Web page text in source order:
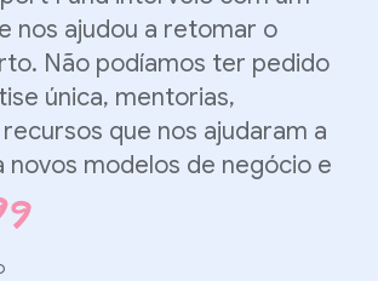
nos ajudou a retomar o
Não podíamos ter pedido
única, mentorias,
que nos ajudaram a
novos modelos de negócio e